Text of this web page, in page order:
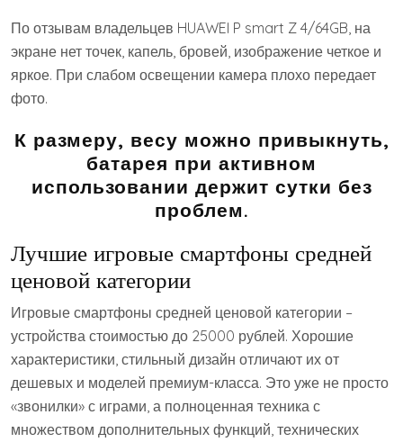
По отзывам владельцев HUAWEI P smart Z 4/64GB, на
экране нет точек, капель, бровей, изображение четкое и
яркое. При слабом освещении камера плохо передает
фото.
К размеру, весу можно привыкнуть,
батарея при активном
использовании держит сутки без
проблем.
Лучшие игровые смартфоны средней
ценовой категории
Игровые смартфоны средней ценовой категории –
устройства стоимостью до 25000 рублей. Хорошие
характеристики, стильный дизайн отличают их от
дешевых и моделей премиум-класса. Это уже не просто
«звонилки» с играми, а полноценная техника с
множеством дополнительных функций, технических